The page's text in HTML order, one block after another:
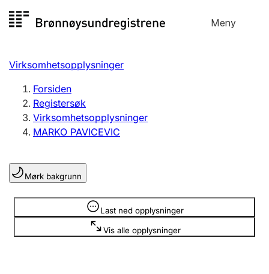
til
Meny
Registersøk
Aksjeselskap
Enkeltpersonforetak
Registrere, endre, slette
Lag og forening
Registrere, endre, slette
Virksomhetsopplysninger
Forsiden
Registersøk
Virksomhetsopplysninger
MARKO PAVICEVIC
Mørk bakgrunn
Last ned opplysninger
Vis alle opplysninger
Opplysninger er skjult